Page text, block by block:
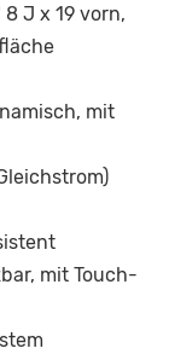
J x 19 vorn,
mit
mit Touch-